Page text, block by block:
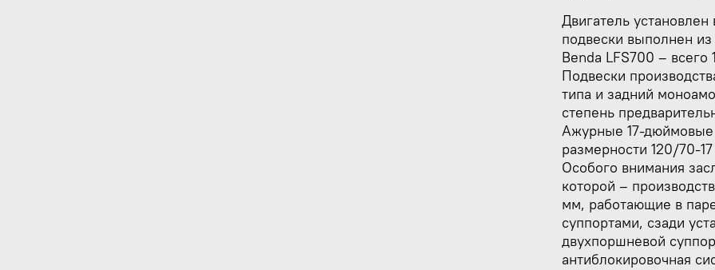
Двигатель
подвески выполнен
Benda LFS700 –
Подвески
типа и задний
степень
Ажурные 17-
размерности 120/70-
Особого внимания
которой –
мм, работающие в
суппортами, сзади
двухпоршневой
антиблокировочная